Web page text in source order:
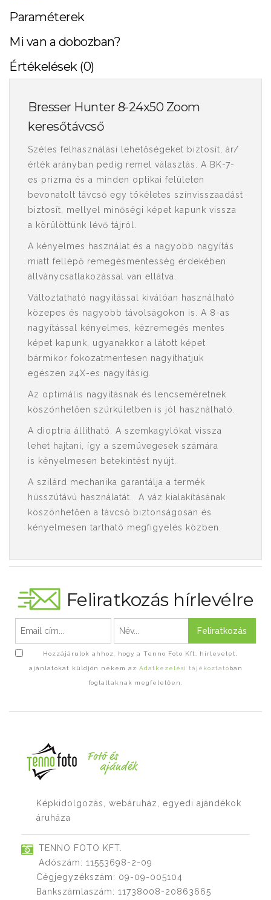
Paraméterek
Mi van a dobozban?
Értékelések (0)
Bresser Hunter 8-24x50 Zoom
keresőtávcső
Széles felhasználási lehetőségeket biztosít, ár/
érték arányban pedig remel választás. A BK-7-
es prizma és a minden optikai felületen
bevonatolt távcső egy tökéletes színvisszaadást
biztosít, mellyel minőségi képet kapunk vissza
a körülöttünk lévő tájról.
A kényelmes használat és a nagyobb nagyítás
miatt fellépő remegésmentesség érdekében
állványcsatlakozással van ellátva.
Változtatható nagyítással kiválóan használható
közepes és nagyobb távolságokon is. A 8-as
nagyítással kényelmes, kézremegés mentes
képet kapunk, ugyanakkor a látott képet
bármikor fokozatmentesen nagyíthatjuk
egészen 24X-es nagyításig.
Az optimális nagyításnak és lencseméretnek
köszönhetően szürkületben is jól használható.
A dioptria állítható. A szemkagylókat vissza
lehet hajtani, így a szemüvegesek számára
is kényelmesen betekintést nyújt.
A szilárd mechanika garantálja a termék
hússzútávú használatát. A váz kialakításának
köszönhetően a távcső biztonságosan és
kényelmesen tartható megfigyelés közben.
Feliratkozás hírlevélre
Feliratkozás
Hozzájárulok ahhoz, hogy a Tenno Foto Kft. hírlevelet,
ajánlatokat küldjön nekem az Adatkezelési tájékoztatóban
foglaltaknak megfelelően.
Képkidolgozás, webáruház, egyedi ajándékok
áruháza
TENNO FOTO KFT.
Adószám: 11553698-2-09
Cégjegyzékszám: 09-09-005104
Bankszámlaszám: 11738008-20863665